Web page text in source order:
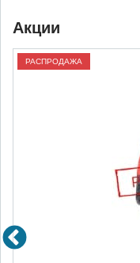
Акции
РАСПРОДАЖА